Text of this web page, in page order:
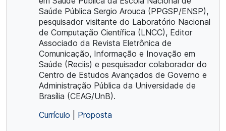
Saúde Pública Sergio Arouca (PPGSP/ENSP),
pesquisador visitante do Laboratório Nacional
de Computação Científica (LNCC), Editor
Associado da Revista Eletrônica de
Comunicação, Informação e Inovação em
Saúde (Reciis) e pesquisador colaborador do
Centro de Estudos Avançados de Governo e
Administração Pública da Universidade de
Brasília (CEAG/UnB).
Currículo
Proposta